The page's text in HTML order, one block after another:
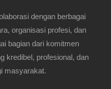
dengan berbagai
organisasi profesi, dan
bagian dari komitmen
kredibel, profesional, dan
masyarakat.